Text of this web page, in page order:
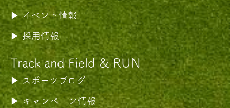
イベント情報
採用情報
Track and Field & RUN
スポーツブログ
キャンペーン情報